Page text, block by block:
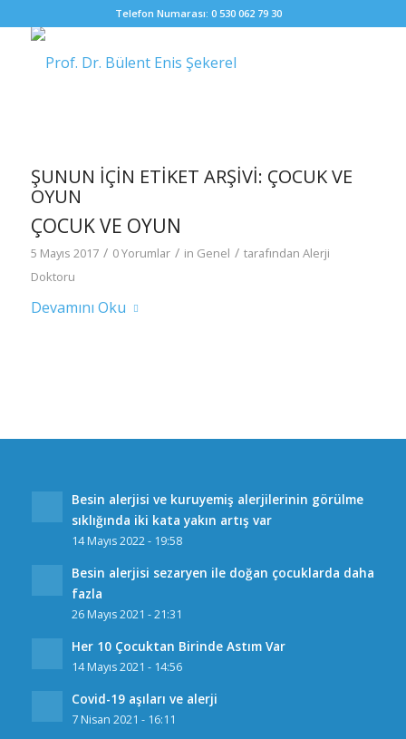
Telefon Numarası: 0 530 062 79 30
ŞUNUN IÇIN ETIKET ARŞIVI: ÇOCUK VE
OYUN
ÇOCUK VE OYUN
5 Mayıs 2017 / 0 Yorumlar / in Genel / tarafından Alerji
Doktoru
Devamını Oku
Besin alerjisi ve kuruyemiş alerjilerinin görülme
sıklığında iki kata yakın artış var
14 Mayıs 2022 - 19:58
Besin alerjisi sezaryen ile doğan çocuklarda daha
fazla
26 Mayıs 2021 - 21:31
Her 10 Çocuktan Birinde Astım Var
14 Mayıs 2021 - 14:56
Covid-19 aşıları ve alerji
7 Nisan 2021 - 16:11